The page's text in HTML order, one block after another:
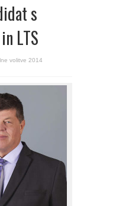
s
LTS
volitve 2014